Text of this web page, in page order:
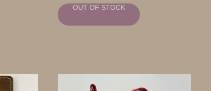
OUT OF STOCK